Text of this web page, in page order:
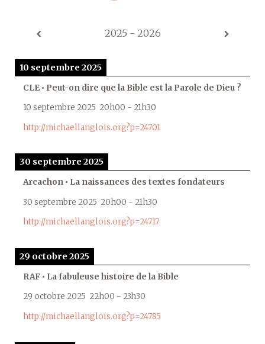
2025 - 2026
10 septembre 2025
CLE • Peut-on dire que la Bible est la Parole de Dieu ?
10 septembre 2025 20h00 - 21h30
http://michaellanglois.org?p=24701
30 septembre 2025
Arcachon • La naissances des textes fondateurs
30 septembre 2025 20h00 - 21h30
http://michaellanglois.org?p=24717
29 octobre 2025
RAF • La fabuleuse histoire de la Bible
29 octobre 2025 22h00 - 23h30
http://michaellanglois.org?p=24785